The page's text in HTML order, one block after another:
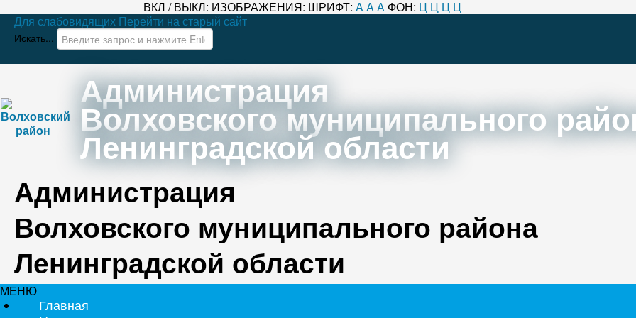
ВКЛ / ВЫКЛ: ИЗОБРАЖЕНИЯ: ШРИФТ: AAA ФОН: Ц Ц Ц Ц
Для слабовидящих Перейти на старый сайт
Искать...
Администрация
Волховского муниципального
Ленинградской области
Администрация
Волховского муниципального района
Ленинградской области
МЕНЮ
Главная